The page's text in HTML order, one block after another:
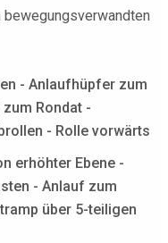
bewegungsverwandten
- Anlaufhüpfer zum
Rondat -
- Rolle vorwärts
erhöhter Ebene -
- Anlauf zum
über 5-teiligen